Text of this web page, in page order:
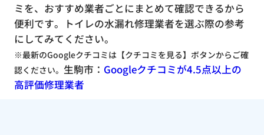
ミを、おすすめ業者ごとにまとめて確認できるから
便利です。トイレの水漏れ修理業者を選ぶ際の参考
にしてみてください。
※最新のGoogleクチコミは【クチコミを見る】ボタンからご確
認ください。 生駒市： Googleクチコミが4.5点以上の
高評価修理業者